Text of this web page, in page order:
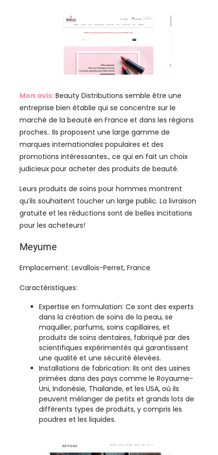
Mon avis:Beauty Distributions semble être une
entreprise bien établie qui se concentre sur le
marché de la beauté en France et dans les régions
proches.. Ils proposent une large gamme de
marques internationales populaires et des
promotions intéressantes., ce qui en fait un choix
judicieux pour acheter des produits de beauté.
Leurs produits de soins pour hommes montrent
qu’ils souhaitent toucher un large public. La livraison
gratuite et les réductions sont de belles incitations
pour les acheteurs!
Meyume
Emplacement: Levallois-Perret, France
Caractéristiques:
Expertise en formulation: Ce sont des experts
dans la création de soins de la peau, se
maquiller, parfums, soins capillaires, et
produits de soins dentaires, fabriqué par des
scientifiques expérimentés qui garantissent
une qualité et une sécurité élevées.
Installations de fabrication: Ils ont des usines
primées dans des pays comme le Royaume-
Uni, Indonésie, Thaïlande, et les USA, où ils
peuvent mélanger de petits et grands lots de
différents types de produits, y compris les
poudres et les liquides.